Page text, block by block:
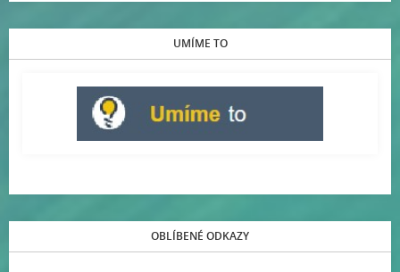
UMÍME TO
OBLÍBENÉ ODKAZY